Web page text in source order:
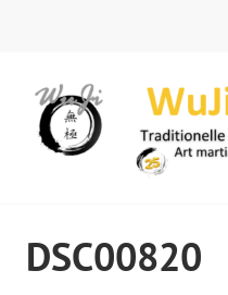
DSC00820